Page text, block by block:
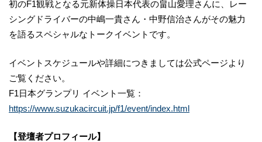
初のF1観戦となる元新体操日本代表の畠山愛理さんに、レー
シングドライバーの中嶋一貴さん・中野信治さんがその魅力
を語るスペシャルなトークイベントです。
イベントスケジュールや詳細につきましては公式ページより
ご覧ください。
F1日本グランプリ イベント一覧：
https://www.suzukacircuit.jp/f1/event/index.html
【登壇者プロフィール】